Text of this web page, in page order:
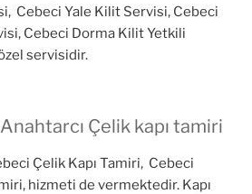
Cebeci Yale Kilit Servisi, Cebeci
Cebeci Dorma Kilit Yetkili
servisidir.
Çelik kapı tamiri
Çelik Kapı Tamiri, Cebeci
hizmeti de vermektedir. Kapı